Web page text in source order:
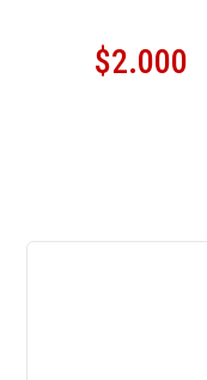
$2.000